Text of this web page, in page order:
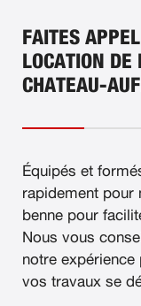
FAITES
LOCATION
CHATEAU-
Équipés et
rapidement pour
benne pour
Nous vous
notre expérience
vos travaux se